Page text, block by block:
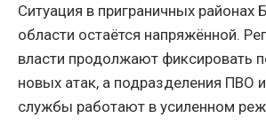
Ситуация в приграничных районах
области остаётся напряжённой.
власти продолжают фиксировать
новых атак, а подразделения ПВО
службы работают в усиленном